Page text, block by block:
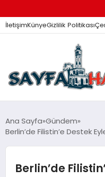
İletişimKünyeGizlilik Politikası
ANA SAYFA
Ana Sayfa Gündem
Berlin’de Filistin’e Destek
Berlin’de